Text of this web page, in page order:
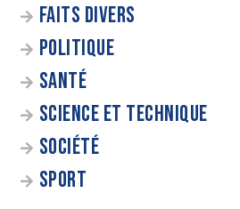
FAITS DIVERS
POLITIQUE
SANTÉ
SCIENCE ET TECHNIQUE
SOCIÉTÉ
SPORT